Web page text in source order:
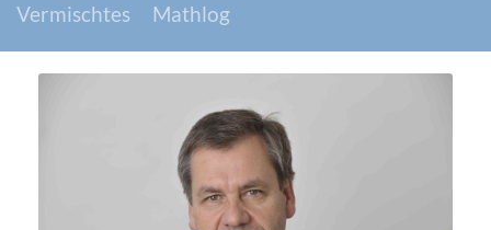
Vermischtes
Mathlog